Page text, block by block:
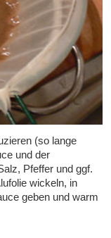
(so lange
und der
Pfeffer und ggf.
wickeln, in
geben und warm